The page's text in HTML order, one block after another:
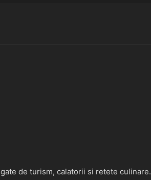
de turism, calatorii si retete culinare.